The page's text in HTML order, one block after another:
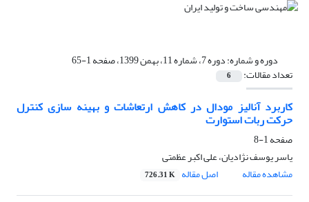
دوره و شماره:دوره 7، شماره 11، بهمن 1399، صفحه 1-65
تعداد مقالات: 6
کاربرد آنالیز مودال در کاهش ارتعاشات و بهینه سازی کنترل
حرکت ربات استوارت
صفحه1-8
یاسر یوسف نژادیان، علی اکبر عظمتی
مشاهده مقاله
اصل مقاله 726.31 K